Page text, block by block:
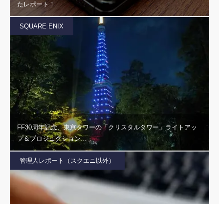
たレポート！
SQUARE ENIX
FF30周年記念、東京タワーの「クリスタルタワー」ライトアッ
プ＆プロジェクション…
管理人レポート（スクエニ以外）